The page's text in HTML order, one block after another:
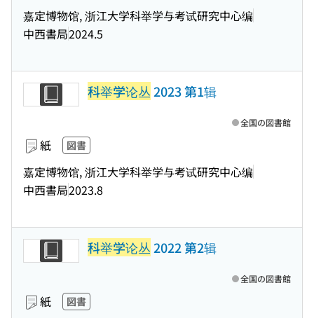
嘉定博物馆, 浙江大学科举学与考试研究中心编
中西書局2024.5
科举学论丛2023 第1辑
紙 図書
嘉定博物馆, 浙江大学科举学与考试研究中心编
中西書局2023.8
全国の図書館
科举学论丛2022 第2辑
紙 図書
全国の図書館